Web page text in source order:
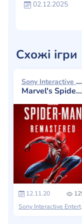
02.12.2025
Схожі ігри
Sony Interactive Entertainment 2020
Marvel's Spider-Man Remastered
12.11.20
Sony